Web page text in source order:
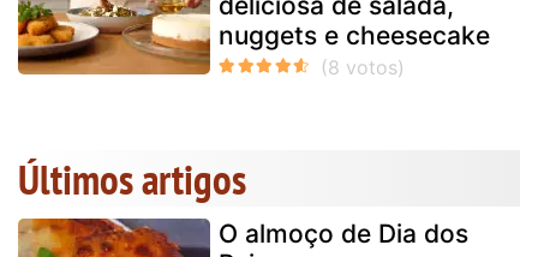
nuggets e cheesecake
Últimos artigos
O almoço de Dia dos